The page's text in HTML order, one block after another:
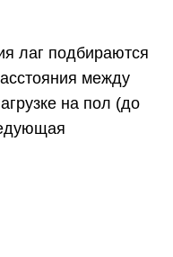
в наличии
грунтовое
или несколько
собой